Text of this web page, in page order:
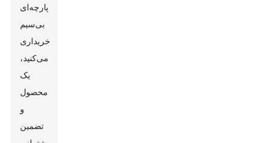
پارچه‌ای
بی‌سیم
خریداری
می‌کنید،
یک
محصول
و
تضمین